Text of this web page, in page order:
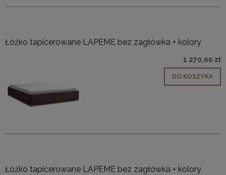
Łóżko tapicerowane LAPEME bez zagłówka + kolory
1 270,00 zł
DO KOSZYKA
Łóżko tapicerowane LAPEME bez zagłówka + kolory